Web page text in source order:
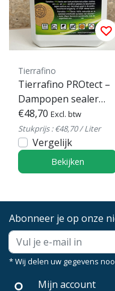
Tierrafino
Tierrafino PROtect –
Dampopen sealer
voor leem & kalk
€48,70 Excl. btw
Stukprijs : €48,70 / Liter
Vergelijk
Bekijken
Abonneer je op onze
* Wij delen uw gegevens
Mijn account